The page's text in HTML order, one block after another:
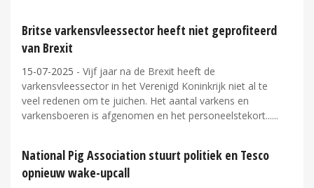
Britse varkensvleessector heeft niet geprofiteerd
van Brexit
15-07-2025 - Vijf jaar na de Brexit heeft de
varkensvleessector in het Verenigd Koninkrijk niet al te
veel redenen om te juichen. Het aantal varkens en
varkensboeren is afgenomen en het personeelstekort...
National Pig Association stuurt politiek en Tesco
opnieuw wake-upcall